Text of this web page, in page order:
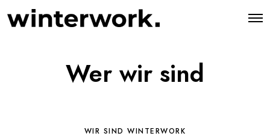
O
Wer wir sind
WIR SIND WINTERWORK